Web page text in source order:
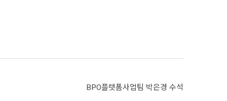
BPO플랫폼사업팀 박은경 수석